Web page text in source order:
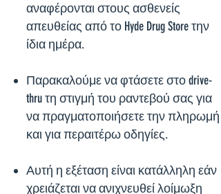
αναφέρονται στους ασθενείς
απευθείας από το Hyde Drug Store την
ίδια ημέρα.
Παρακαλούμε να φτάσετε στο drive-
thru τη στιγμή του ραντεβού σας για
να πραγματοποιήσετε την πληρωμή
και για περαιτέρω οδηγίες.
Αυτή η εξέταση είναι κατάλληλη εάν
χρειάζεται να ανιχνευθεί λοίμωξη